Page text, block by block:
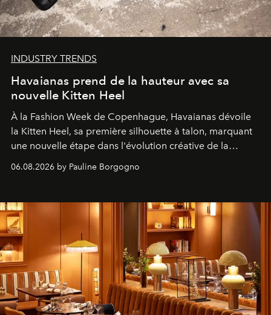
INDUSTRY TRENDS
Havaianas prend de la hauteur avec sa
nouvelle Kitten Heel
À la Fashion Week de Copenhague, Havaianas dévoile
la Kitten Heel, sa première silhouette à talon, marquant
une nouvelle étape dans l'évolution créative de la
06.08.2026 by Pauline Borgogno